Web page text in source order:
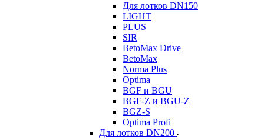
Для лотков DN150
LIGHT
PLUS
SIR
BetoMax Drive
BetoMax
Norma Plus
Optima
BGF и BGU
BGF-Z и BGU-Z
BGZ-S
Optima Profi
Для лотков DN200